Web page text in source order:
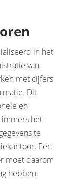
in het
van
met cijfers
Dit
en
het
te
Een
moet daarom
hebben.